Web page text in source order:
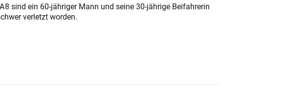
8 sind ein 60-jähriger Mann und seine 30-jährige Beifahrerin
verletzt worden.